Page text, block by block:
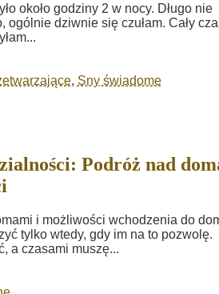
około godziny 2 w nocy. Długo nie
ogólnie dziwnie się czułam. Cały
, Sny świadome
Podróż nad
i możliwości wchodzenia do
tylko wtedy, gdy im na to pozwolę.
a czasami muszę...